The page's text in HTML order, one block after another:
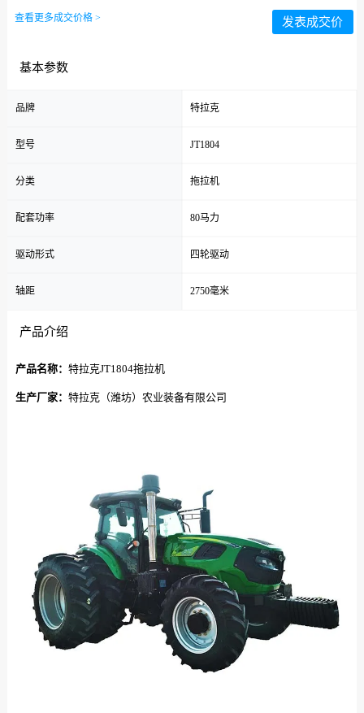
查看更多成交价格 > 发表成交价
基本参数
品牌 特拉克
型号 JT1804
分类 拖拉机
配套功率 80马力
驱动形式 四轮驱动
轴距 2750毫米
产品介绍
产品名称： 特拉克JT1804拖拉机
生产厂家： 特拉克（潍坊）农业装备有限公司